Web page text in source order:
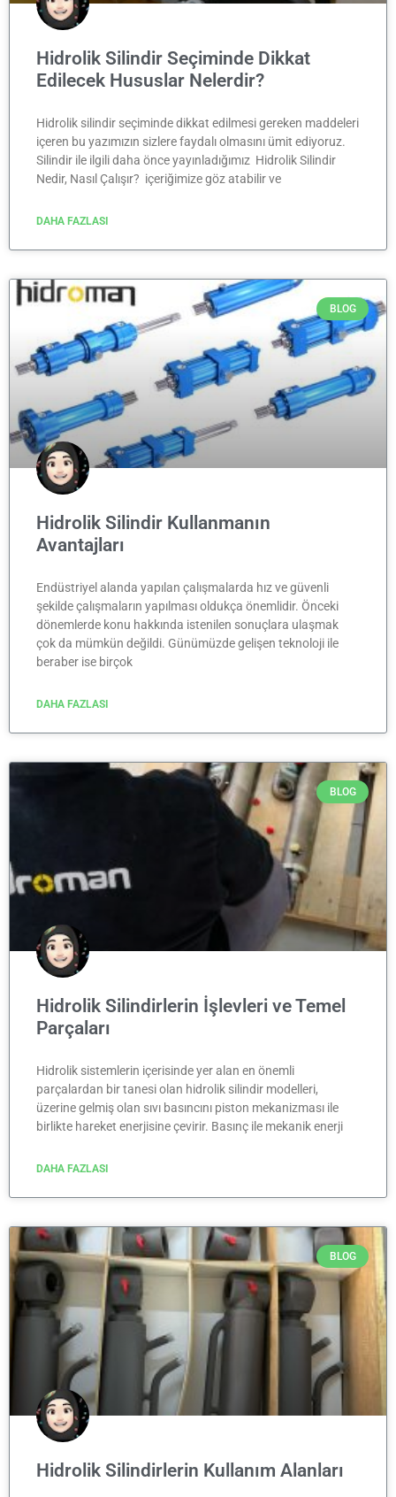
Hidrolik Silindir Seçiminde Dikkat
Edilecek Hususlar Nelerdir?
Hidrolik silindir seçiminde dikkat edilmesi gereken maddeleri
içeren bu yazımızın sizlere faydalı olmasını ümit ediyoruz.
Silindir ile ilgili daha önce yayınladığımız Hidrolik Silindir
Nedir, Nasıl Çalışır? içeriğimize göz atabilir ve
DAHA FAZLASI
BLOG
Hidrolik Silindir Kullanmanın
Avantajları
Endüstriyel alanda yapılan çalışmalarda hız ve güvenli
şekilde çalışmaların yapılması oldukça önemlidir. Önceki
dönemlerde konu hakkında istenilen sonuçlara ulaşmak
çok da mümkün değildi. Günümüzde gelişen teknoloji ile
beraber ise birçok
DAHA FAZLASI
BLOG
Hidrolik Silindirlerin İşlevleri ve Temel
Parçaları
Hidrolik sistemlerin içerisinde yer alan en önemli
parçalardan bir tanesi olan hidrolik silindir modelleri,
üzerine gelmiş olan sıvı basıncını piston mekanizması ile
birlikte hareket enerjisine çevirir. Basınç ile mekanik enerji
DAHA FAZLASI
BLOG
Hidrolik Silindirlerin Kullanım Alanları